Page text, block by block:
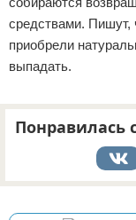
средствами. Пишут,
приобрели
выпадать.
Понравилась